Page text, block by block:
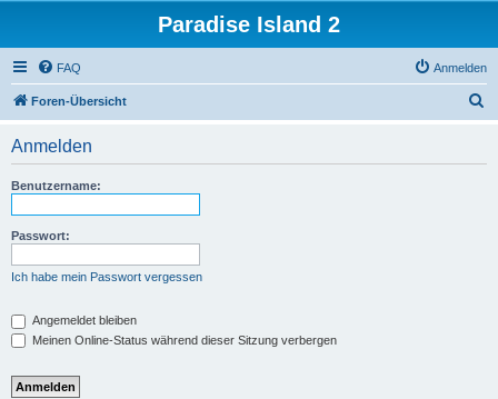
Paradise Island 2
FAQ Anmelden
Foren-Übersicht
Anmelden
Benutzername:
Passwort:
Ich habe mein Passwort vergessen
Angemeldet bleiben
Meinen Online-Status während dieser Sitzung verbergen